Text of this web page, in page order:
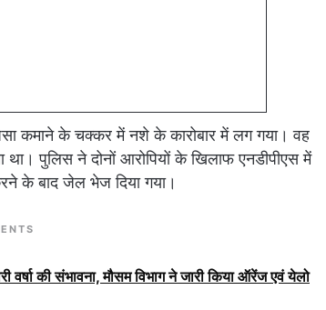
कमाने के चक्कर में नशे के कारोबार में लग गया। वह
पुलिस ने दोनों आरोपियों के खिलाफ एनडीपीएस में
के बाद जेल भेज दिया गया।
की संभावना, मौसम विभाग ने जारी किया ऑरेंज एवं येलो